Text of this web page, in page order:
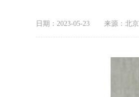
日期：2023-05-23 来源：北